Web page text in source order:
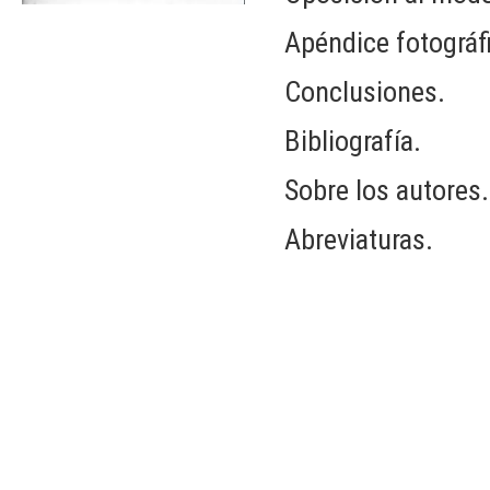
Apéndice
Conclusiones.
Bibliografía.
Sobre los autores.
Abreviaturas.